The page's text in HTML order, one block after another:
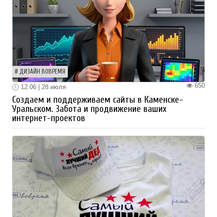
ДИЗАЙН ВОВРЕМЯ
650
12:06 | 28 июля
Создаем и поддерживаем сайты в Каменске-
Уральском. Забота и продвижение ваших
интернет-проектов